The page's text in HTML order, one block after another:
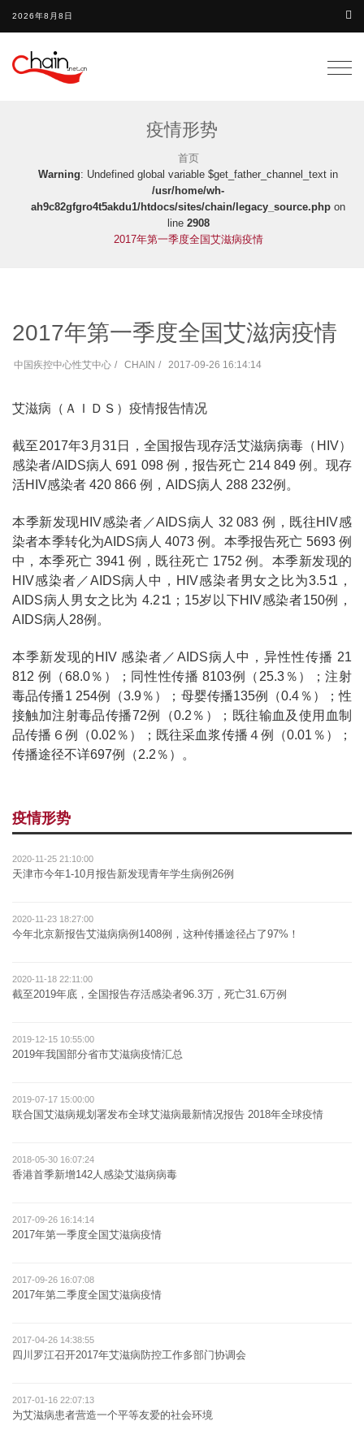
2026年8月8日
疫情形势
首页
Warning: Undefined global variable $get_father_channel_text in
/usr/home/wh-
ah9c82gfgro4t5akdu1/htdocs/sites/chain/legacy_source.php on
line 2908
2017年第一季度全国艾滋病疫情
2017年第一季度全国艾滋病疫情
中国疾控中心性艾中心 CHAIN 2017-09-26 16:14:14
艾滋病（ＡＩＤＳ）疫情报告情况
截至2017年3月31日，全国报告现存活艾滋病病毒（HIV）
感染者/AIDS病人 691 098 例，报告死亡 214 849 例。现存
活HIV感染者 420 866 例，AIDS病人 288 232例。
本季新发现HIV感染者／AIDS病人 32 083 例，既往HIV感
染者本季转化为AIDS病人 4073 例。本季报告死亡 5693 例
中，本季死亡 3941 例，既往死亡 1752 例。本季新发现的
HIV感染者／AIDS病人中，HIV感染者男女之比为3.5∶1，
AIDS病人男女之比为 4.2∶1；15岁以下HIV感染者150例，
AIDS病人28例。
本季新发现的HIV 感染者／AIDS病人中，异性性传播 21
812 例（68.0％）；同性性传播 8103例（25.3％）；注射
毒品传播1 254例（3.9％）；母婴传播135例（0.4％）；性
接触加注射毒品传播72例（0.2％）；既往输血及使用血制
品传播６例（0.02％）；既往采血浆传播４例（0.01％）；
传播途径不详697例（2.2％）。
疫情形势
2020-11-25 21:10:00
天津市今年1-10月报告新发现青年学生病例26例
2020-11-23 18:27:00
今年北京新报告艾滋病病例1408例，这种传播途径占了97%！
2020-11-18 22:11:00
截至2019年底，全国报告存活感染者96.3万，死亡31.6万例
2019-12-15 10:55:00
2019年我国部分省市艾滋病疫情汇总
2019-07-17 15:00:00
联合国艾滋病规划署发布全球艾滋病最新情况报告 2018年全球疫情
2018-05-30 16:07:24
香港首季新增142人感染艾滋病病毒
2017-09-26 16:14:14
2017年第一季度全国艾滋病疫情
2017-09-26 16:07:08
2017年第二季度全国艾滋病疫情
2017-04-26 14:38:55
四川罗江召开2017年艾滋病防控工作多部门协调会
2017-01-16 22:07:13
为艾滋病患者营造一个平等友爱的社会环境